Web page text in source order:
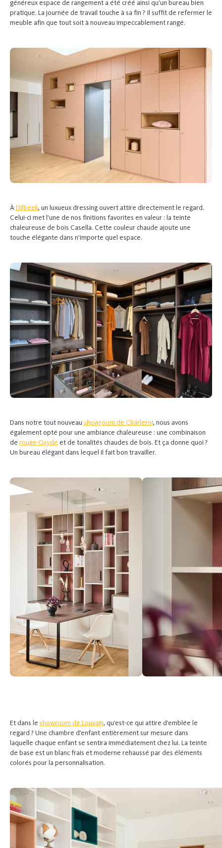
généreux espace de rangement a été créé ainsi qu’un bureau bien
pratique. La journée de travail touche à sa fin ? Il suffit de refermer le
meuble afin que tout soit à nouveau impeccablement rangé.
ÀDilbeek, un luxueux dressing ouvert attire directement le regard.
Celui-ci met l’une de nos finitions favorites en valeur : la teinte
chaleureuse de bois Casella. Cette couleur chaude ajoute une
touche élégante dans n’importe quel espace.
Dans notre tout nouveau showroom de Charleroi, nous avons
également opté pour une ambiance chaleureuse : une combinaison
de rouge Oxyde et de tonalités chaudes de bois. Et ça donne quoi ?
Un bureau élégant dans lequel il fait bon travailler.
Et dans le showroom de Louvain, qu’est-ce qui attire d’emblée le
regard ? Une chambre d’enfant entièrement sur mesure dans
laquelle chaque enfant se sentira immédiatement chez lui. La teinte
de base est un blanc frais et moderne rehaussé par des éléments
colorés pour la personnalisation.